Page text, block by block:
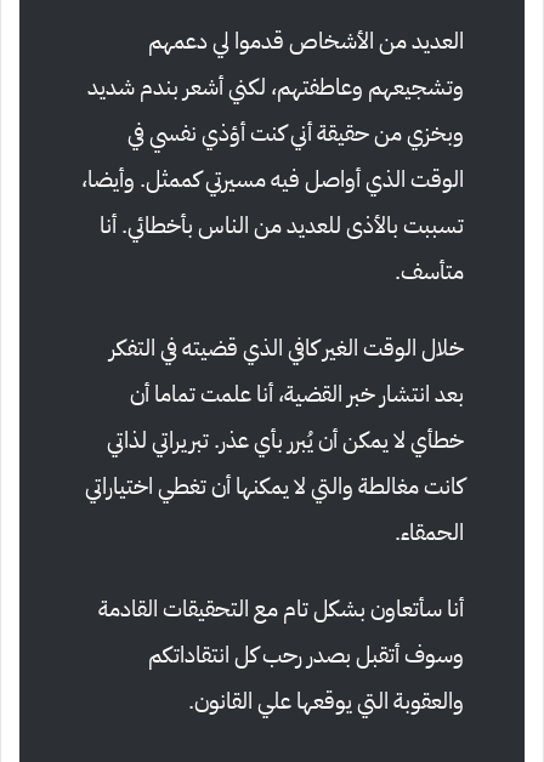
العديد من الأشخاص قدموا لي دعمهم
وتشجيعهم وعاطفتهم، لكني أشعر بندم شديد
وبخزي من حقيقة أني كنت أؤذي نفسي في
الوقت الذي أواصل فيه مسيرتي كممثل. وأيضا،
تسببت بالأذى للعديد من الناس بأخطائي. أنا
متأسف.
خلال الوقت الغير كافي الذي قضيته في التفكر
بعد انتشار خبر القضية، أنا علمت تماما أن
خطأي لا يمكن أن يُبرر بأي عذر. تبريراتي لذاتي
كانت مغالطة والتي لا يمكنها أن تغطي اختياراتي
الحمقاء.
أنا سأتعاون بشكل تام مع التحقيقات القادمة
وسوف أتقبل بصدر رحب كل انتقاداتكم
والعقوبة التي يوقعها علي القانون.